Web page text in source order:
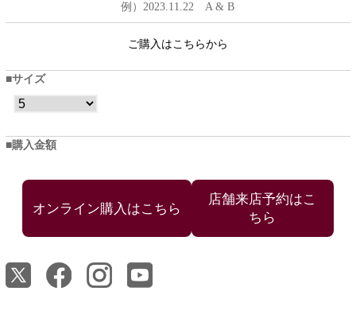
例）2023.11.22 A & B
ご購入はこちらから
サイズ
購入金額
店舗来店予約はこ
ちら